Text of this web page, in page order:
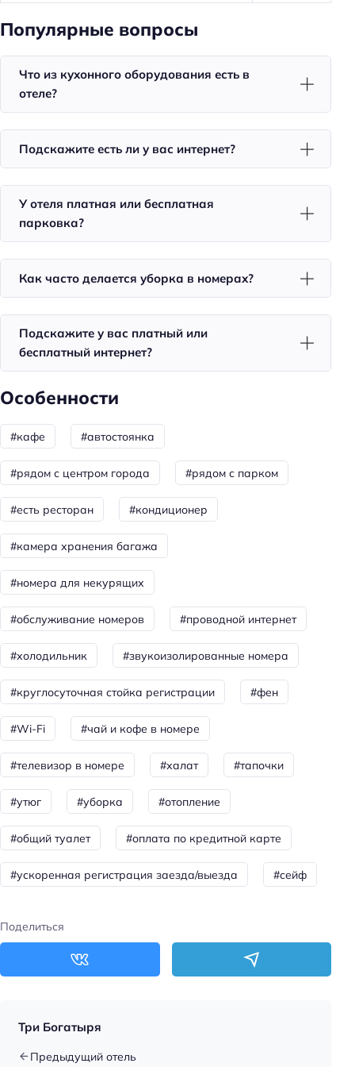
Доставка еды в номер
Номера для некурящих
Тапочки
Халат
Телевизор в номере
Холодильник
Фен
Номера со звукоизоляцией
Уборка
Санузел в номере
Питание
Кафе
Количество ресторанов: 1
Бар
Завтрак
Ресторан
Количество баров: 1
Для семей
Детские кроватки/люльки
Бизнес-услуги
Бизнес-центр
Оснащение бизнес-центра: сканирование
Оснащение бизнес-центра: принтер
Отопление
Лобби/public area
Круглосуточная регистрация
Количество звёзд: 4
Тип гостиницы: бутик-отель
Питание: завтрак (по меню)
Питание: завтрак (шведский стол)
Способ оплаты: наложенным платежом
Способ оплаты: электронными деньгами
Популярные вопросы
Что из кухонного оборудования есть в
отеле?
Подскажите есть ли у вас интернет?
У отеля платная или бесплатная
парковка?
Как часто делается уборка в номерах?
Подскажите у вас платный или
бесплатный интернет?
Особенности
#кафе #автостоянка
#рядом с центром города #рядом с парком
#есть ресторан #кондиционер
#камера хранения багажа
#номера для некурящих
#обслуживание номеров #проводной интернет
#холодильник #звукоизолированные номера
#круглосуточная стойка регистрации #фен
#Wi-Fi #чай и кофе в номере
#телевизор в номере #халат #тапочки
#утюг #уборка #отопление
#общий туалет #оплата по кредитной карте
#ускоренная регистрация заезда/выезда #сейф
Поделиться
Три Богатыря
Предыдущий отель